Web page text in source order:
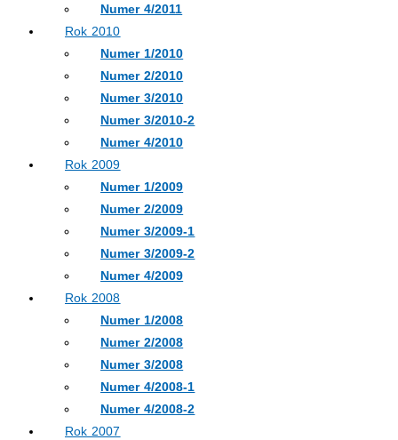
Numer 4/2011
Rok 2010
Numer 1/2010
Numer 2/2010
Numer 3/2010
Numer 3/2010-2
Numer 4/2010
Rok 2009
Numer 1/2009
Numer 2/2009
Numer 3/2009-1
Numer 3/2009-2
Numer 4/2009
Rok 2008
Numer 1/2008
Numer 2/2008
Numer 3/2008
Numer 4/2008-1
Numer 4/2008-2
Rok 2007